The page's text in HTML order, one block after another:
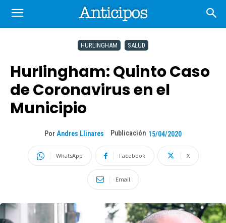
HURLINGHAM SALUD
Hurlingham: Quinto Caso
de Coronavirus en el
Municipio
Por Andres Llinares Publicación 15/04/2020
WhatsApp Facebook X
Email